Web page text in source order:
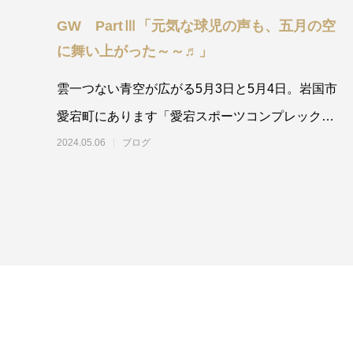
GW PartⅢ「元気な球児の声も、五月の空
に舞い上がった～～♬」
雲一つない青空が広がる5月3日と5月4日。岩国市
愛宕町にあります「愛宕スポーツコンプレックス
絆スタジアム」で開催されました「
2024.05.06 ブログ